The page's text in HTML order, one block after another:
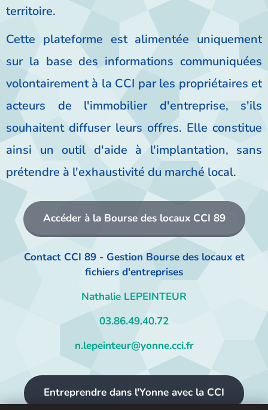
territoire.
Cette plateforme est alimentée uniquement
sur la base des informations communiquées
volontairement à la CCI par les propriétaires et
acteurs de l'immobilier d'entreprise, s'ils
souhaitent diffuser leurs offres. Elle constitue
ainsi un outil d'aide à l'implantation, sans
prétendre à l'exhaustivité du marché local.
Accéder à la Bourse des locaux CCI 89
Contact CCI 89 - Gestion Bourse des locaux et
fichiers d'entreprises
Nathalie LEPEINTEUR
03.86.49.40.72
n.lepeinteur@yonne.cci.fr
Entreprendre dans l'Yonne avec la CCI